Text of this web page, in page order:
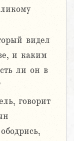
видел
и каким
ли он в
говорит